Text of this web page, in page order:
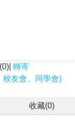
0)| 轉寄
校友會、同學會)
收藏(0)